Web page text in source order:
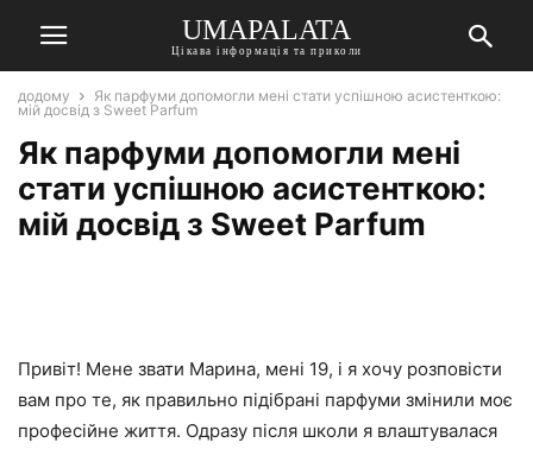
UMAPALATA
Цікава інформація та приколи
додому
Як парфуми допомогли мені стати успішною асистенткою:
мій досвід з Sweet Parfum
Як парфуми допомогли мені
стати успішною асистенткою:
мій досвід з Sweet Parfum
Привіт! Мене звати Марина, мені 19, і я хочу розповісти
вам про те, як правильно підібрані парфуми змінили моє
професійне життя. Одразу після школи я влаштувалася